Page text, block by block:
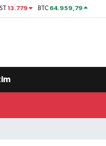
13.779 BTC 64.959,79